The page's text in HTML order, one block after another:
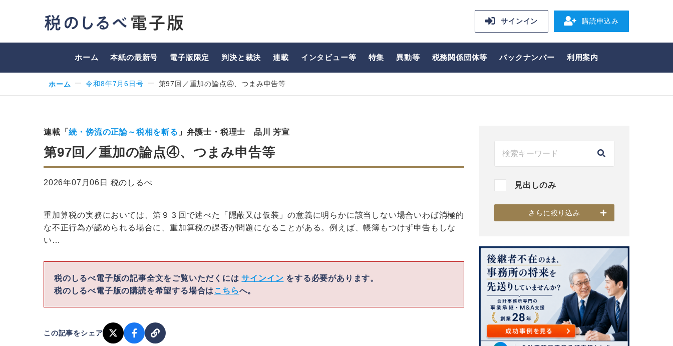
サインイン 購読申込み
ホーム 本紙の最新号 電子版限定 判決と裁決 連載 インタビュー等 特集 異動等 税務関係団体等 バックナンバー 利用案内
ホーム 令和8年7月6日号 第97回／重加の論点④、つまみ申告等
連載「続・傍流の正論～税相を斬る 」弁護士・税理士 品川 芳宣
第97回／重加の論点④、つまみ申告等
2026年07月06日 税のしるべ
重加算税の実務においては、第９３回で述べた「隠蔽又は仮装」の意義に明らかに該当しない場合いわば消極的
な不正行為が認められる場合に、重加算税の課否が問題になることがある。例えば、帳簿もつけず申告もしな
い…
税のしるべ電子版の記事全文をご覧いただくにはサインイン をする必要があります。
税のしるべ電子版の購読を希望する場合は こちらへ。
この記事をシェア
見出しのみ
さらに絞り込み